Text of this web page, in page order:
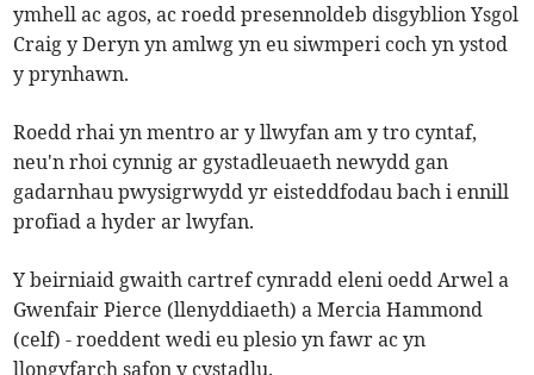
ymhell ac agos, ac roedd presennoldeb disgyblion Ysgol
Craig y Deryn yn amlwg yn eu siwmperi coch yn ystod
y prynhawn.
Roedd rhai yn mentro ar y llwyfan am y tro cyntaf,
neu'n rhoi cynnig ar gystadleuaeth newydd gan
gadarnhau pwysigrwydd yr eisteddfodau bach i ennill
profiad a hyder ar lwyfan.
Y beirniaid gwaith cartref cynradd eleni oedd Arwel a
Gwenfair Pierce (llenyddiaeth) a Mercia Hammond
(celf) - roeddent wedi eu plesio yn fawr ac yn
llongyfarch safon y cystadlu.